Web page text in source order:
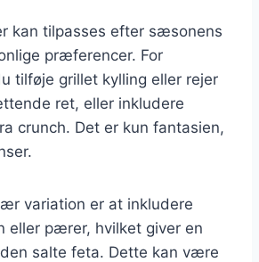
kan tilpasses efter sæsonens
præferencer. For
tilføje grillet kylling eller rejer
ret, eller inkludere
crunch. Det er kun fantasien,
variation er at inkludere
eller pærer, hvilket giver en
salte feta. Dette kan være